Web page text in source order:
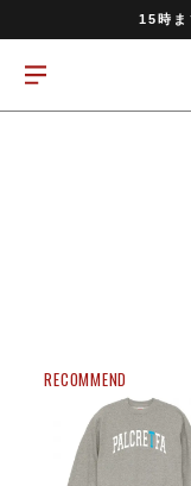
15時ま
RECOMMEND